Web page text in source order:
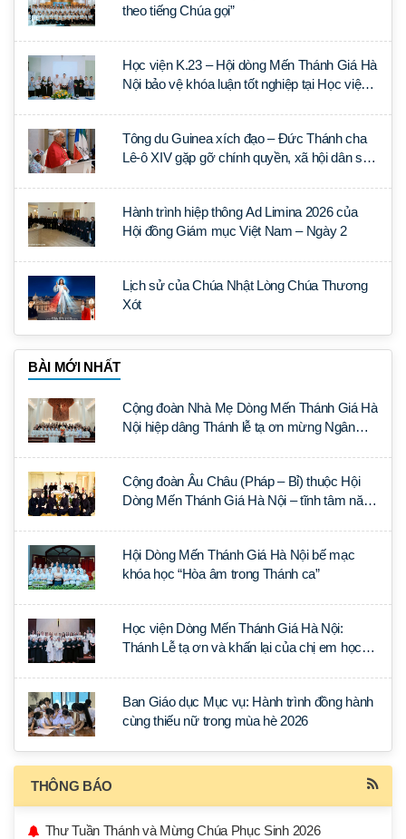
theo tiếng Chúa gọi”
Học viện K.23 – Hội dòng Mến Thánh Giá Hà
Nội bảo vệ khóa luận tốt nghiệp tại Học viện
Tông du Guinea xích đạo – Đức Thánh cha
Lê-ô XIV gặp gỡ chính quyền, xã hội dân sự
Hành trình hiệp thông Ad Limina 2026 của
Hội đồng Giám mục Việt Nam – Ngày 2
Lịch sử của Chúa Nhật Lòng Chúa Thương
Xót
BÀI MỚI NHẤT
Cộng đoàn Nhà Mẹ Dòng Mến Thánh Giá Hà
Nội hiệp dâng Thánh lễ tạ ơn mừng Ngân
Cộng đoàn Âu Châu (Pháp – Bỉ) thuộc Hội
Dòng Mến Thánh Giá Hà Nội – tĩnh tâm năm
Hội Dòng Mến Thánh Giá Hà Nội bế mạc
khóa học “Hòa âm trong Thánh ca”
Học viện Dòng Mến Thánh Giá Hà Nội:
Thánh Lễ tạ ơn và khấn lại của chị em học
Ban Giáo dục Mục vụ: Hành trình đồng hành
cùng thiếu nữ trong mùa hè 2026
THÔNG BÁO
Thư Tuần Thánh và Mừng Chúa Phục Sinh 2026